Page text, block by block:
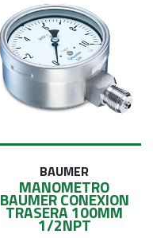
BAUMER
MANOMETRO
BAUMER CONEXION
TRASERA 100MM
1/2NPT